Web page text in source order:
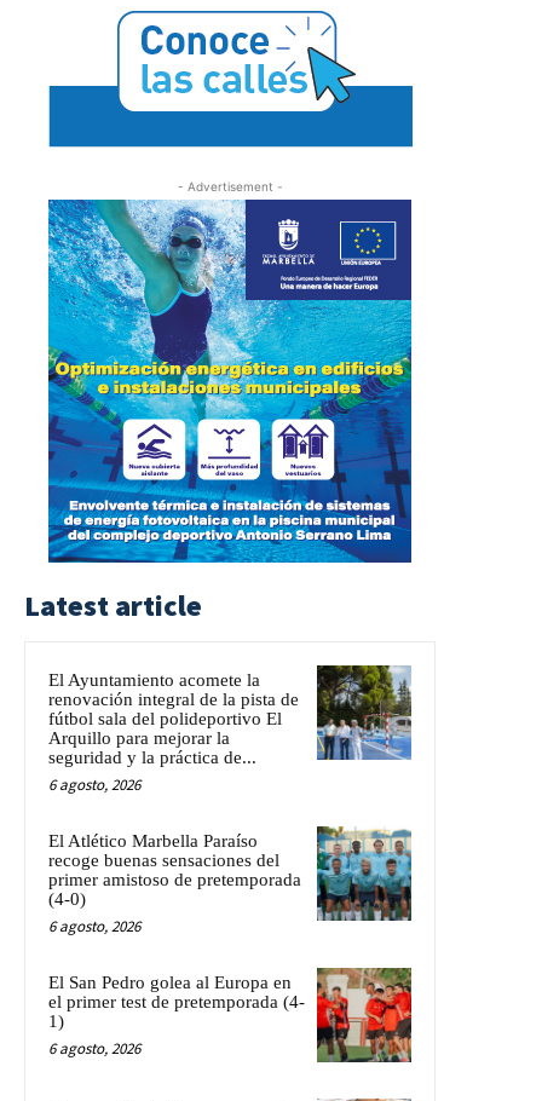
- Advertisement -
Latest article
El Ayuntamiento acomete la
renovación integral de la pista de
fútbol sala del polideportivo El
Arquillo para mejorar la
seguridad y la práctica de...
6 agosto, 2026
El Atlético Marbella Paraíso
recoge buenas sensaciones del
primer amistoso de pretemporada
(4-0)
6 agosto, 2026
El San Pedro golea al Europa en
el primer test de pretemporada (4-
1)
6 agosto, 2026